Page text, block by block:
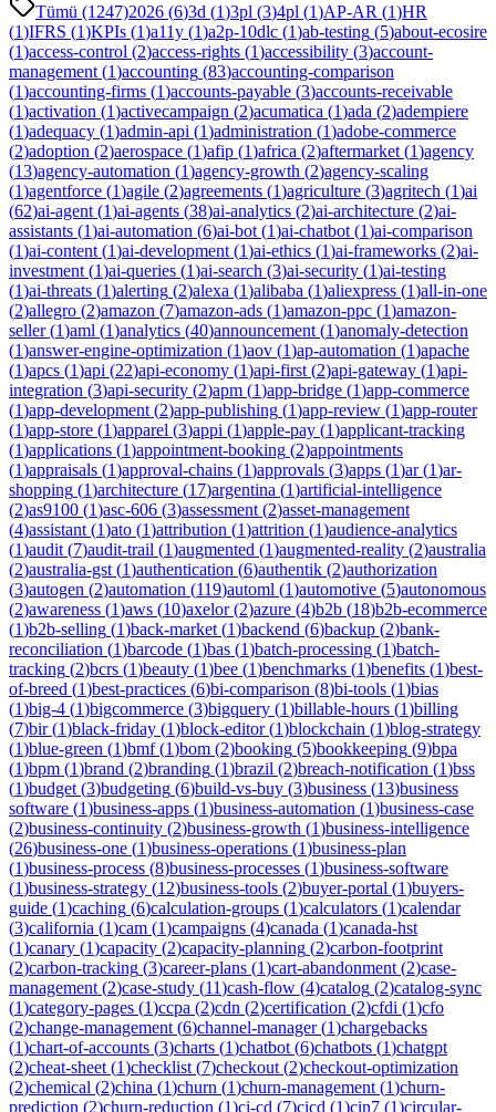
Tümü (1247)2026 (6)3d (1)3pl (3)4pl (1)AP-AR (1)HR
(1)IFRS (1)KPIs (1)a11y (1)a2p-10dlc (1)ab-testing (5)about-ecosire
(1)access-control (2)access-rights (1)accessibility (3)account-
management (1)accounting (83)accounting-comparison
(1)accounting-firms (1)accounts-payable (3)accounts-receivable
(1)activation (1)activecampaign (2)acumatica (1)ada (2)adempiere
(1)adequacy (1)admin-api (1)administration (1)adobe-commerce
(2)adoption (2)aerospace (1)afip (1)africa (2)aftermarket (1)agency
(13)agency-automation (1)agency-growth (2)agency-scaling
(1)agentforce (1)agile (2)agreements (1)agriculture (3)agritech (1)ai
(62)ai-agent (1)ai-agents (38)ai-analytics (2)ai-architecture (2)ai-
assistants (1)ai-automation (6)ai-bot (1)ai-chatbot (1)ai-comparison
(1)ai-content (1)ai-development (1)ai-ethics (1)ai-frameworks (2)ai-
investment (1)ai-queries (1)ai-search (3)ai-security (1)ai-testing
(1)ai-threats (1)alerting (2)alexa (1)alibaba (1)aliexpress (1)all-in-one
(2)allegro (2)amazon (7)amazon-ads (1)amazon-ppc (1)amazon-
seller(1)aml (1)analytics (40)announcement (1)anomaly-detection
(1)answer-engine-optimization (1)aov (1)ap-automation (1)apache
(1)apcs (1)api (22)api-economy (1)api-first (2)api-gateway (1)api-
integration (3)api-security (2)apm (1)app-bridge (1)app-commerce
(1)app-development (2)app-publishing (1)app-review (1)app-router
(1)app-store (1)apparel (3)appi (1)apple-pay (1)applicant-tracking
(1)applications (1)appointment-booking (2)appointments
(1)appraisals (1)approval-chains (1)approvals (3)apps (1)ar(1)ar-
shopping (1)architecture (17)argentina (1)artificial-intelligence
(2)as9100 (1)asc-606 (3)assessment (2)asset-management
(4)assistant (1)ato (1)attribution (1)attrition (1)audience-analytics
(1)audit (7)audit-trail (1)augmented (1)augmented-reality (2)australia
(2)australia-gst (1)authentication (6)authentik (2)authorization
(3)autogen (2)automation (119)automl (1)automotive (5)autonomous
(2)awareness (1)aws (10)axelor(2)azure (4)b2b (18)b2b-ecommerce
(1)b2b-selling (1)back-market (1)backend (6)backup (2)bank-
reconciliation (1)barcode (1)bas (1)batch-processing (1)batch-
tracking (2)bcrs (1)beauty (1)bee (1)benchmarks (1)benefits (1)best-
of-breed (1)best-practices (6)bi-comparison (8)bi-tools (1)bias
(1)big-4 (1)bigcommerce (3)bigquery (1)billable-hours (1)billing
(7)bir(1)black-friday (1)block-editor(1)blockchain (1)blog-strategy
(1)blue-green (1)bmf(1)bom (2)booking (5)bookkeeping (9)bpa
(1)bpm (1)brand (2)branding (1)brazil (2)breach-notification (1)bss
(1)budget (3)budgeting (6)build-vs-buy (3)business (13)business
software (1)business-apps (1)business-automation (1)business-case
(2)business-continuity (2)business-growth (1)business-intelligence
(26)business-one (1)business-operations (1)business-plan
(1)business-process (8)business-processes (1)business-software
(1)business-strategy (12)business-tools (2)buyer-portal (1)buyers-
guide (1)caching (6)calculation-groups (1)calculators (1)calendar
(3)california (1)cam (1)campaigns (4)canada (1)canada-hst
(1)canary (1)capacity (2)capacity-planning (2)carbon-footprint
(2)carbon-tracking (3)career-plans (1)cart-abandonment (2)case-
management (2)case-study (11)cash-flow (4)catalog (2)catalog-sync
(1)category-pages (1)ccpa (2)cdn (2)certification (2)cfdi (1)cfo
(2)change-management (6)channel-manager(1)chargebacks
(1)chart-of-accounts (3)charts (1)chatbot (6)chatbots (1)chatgpt
(2)cheat-sheet (1)checklist (7)checkout (2)checkout-optimization
(2)chemical (2)china (1)churn (1)churn-management (1)churn-
prediction (2)churn-reduction (1)ci-cd (7)cicd (1)cin7 (1)circular-